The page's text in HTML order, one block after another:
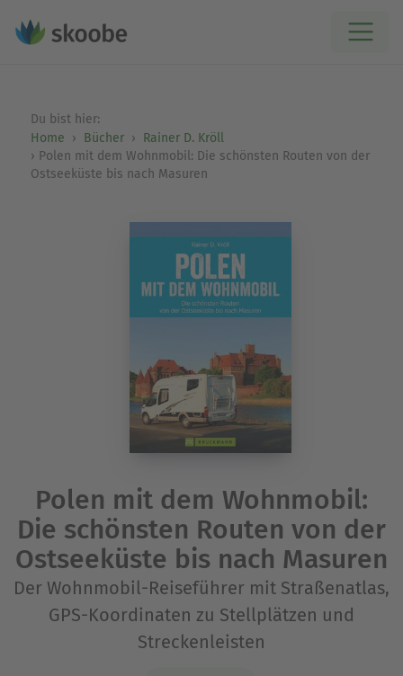
Du bist hier:
Home
Bücher
Rainer D. Kröll
Polen mit dem Wohnmobil: Die schönsten Routen von der
Ostseeküste bis nach Masuren
Polen mit dem Wohnmobil:
Die schönsten Routen von der
Ostseeküste bis nach Masuren
Der Wohnmobil-Reiseführer mit Straßenatlas,
GPS-Koordinaten zu Stellplätzen und
Streckenleisten